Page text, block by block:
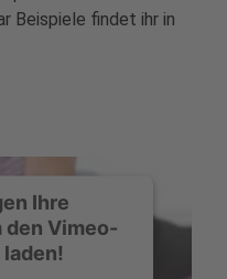
Beispiele findet ihr in
Ihre
den Vimeo-